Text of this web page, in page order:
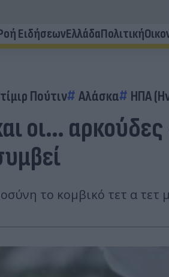
ΕιδήσεωνΕλλάδαΠολιτική
Πούτιν Αλάσκα ΗΠΑ
οι…
το κομβικό τετ α τετ